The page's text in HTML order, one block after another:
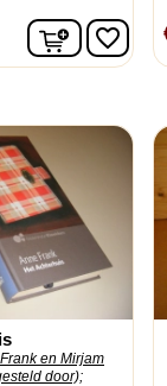
Infavorite_border
en Mirjam
door);